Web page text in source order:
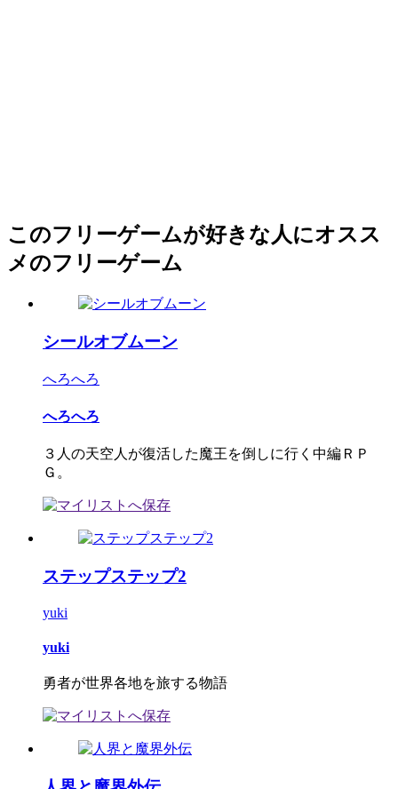
このフリーゲームが好きな人にオスス
メのフリーゲーム
シールオブムーン
へろへろ
へろへろ
３人の天空人が復活した魔王を倒しに行く中編ＲＰ
Ｇ。
ステップステップ2
yuki
yuki
勇者が世界各地を旅する物語